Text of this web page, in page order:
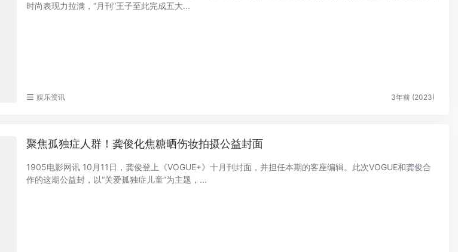
时尚表现力拉满，“月刊”王子至此完成五大...
娱乐资讯 3年前 (2023)
聚焦孤独症人群！龚俊化焦糖晒伤妆拍摄公益封面
1905电影网讯 10月11日，龚俊登上《VOGUE+》十月刊封面，并担任本期的客座编辑。此次VOGUE和龚俊合
作的这期公益封，以“关爱孤独症儿童”为主题，...